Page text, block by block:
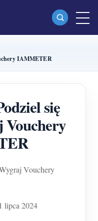
Wi-Fi (WEM3080T)
Wi-Fi (WEM3046T)
Fi (WEM3050T)
IAMMETER
się
Vouchery
lipca 2024